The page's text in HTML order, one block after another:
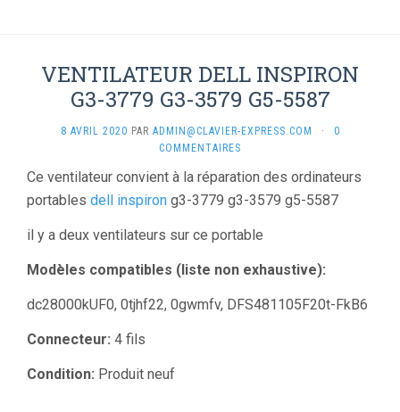
VENTILATEUR DELL INSPIRON
G3-3779 G3-3579 G5-5587
8 AVRIL 2020 PAR ADMIN@CLAVIER-EXPRESS.COM ·
0
COMMENTAIRES
Ce ventilateur convient à la réparation des ordinateurs
portables dell inspiron g3-3779 g3-3579 g5-5587
il y a deux ventilateurs sur ce portable
Modèles compatibles (liste non exhaustive):
dc28000kUF0, 0tjhf22, 0gwmfv, DFS481105F20t-FkB6
Connecteur: 4 fils
Condition: Produit neuf